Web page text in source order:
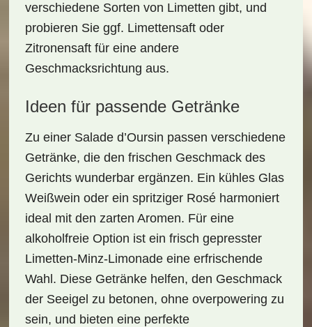
verschiedene Sorten von Limetten gibt, und
probieren Sie ggf. Limettensaftoder
Zitronensaftfür eine andere
Geschmacksrichtung aus.
Ideen für passende Getränke
Zu einer Salade d’Oursin passen verschiedene
Getränke, die den frischen Geschmack des
Gerichts wunderbar ergänzen. Ein kühles Glas
Weißwein oder ein spritziger Roséharmoniert
ideal mit den zarten Aromen. Für eine
alkoholfreie Option ist ein frisch gepresster
Limetten-Minz-Limonadeeine erfrischende
Wahl. Diese Getränke helfen, den Geschmack
der Seeigel zu betonen, ohne overpowering zu
sein, und bieten eine perfekte